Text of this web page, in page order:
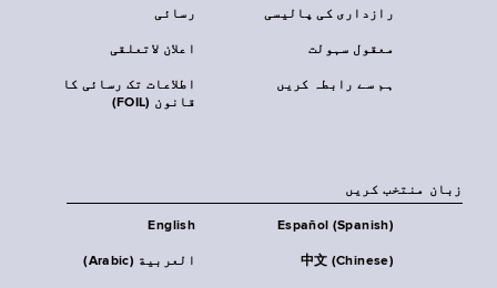
رسائی رازداری کی پالیسی
اعلان لاتعلقی معقول سہولت
اطلاعات تک رسائی کا
قانون (FOIL)
ہم سے رابطہ کریں
زبان منتخب کریں
English Español (Spanish)
العربية (Arabic) 中文 (Chinese)